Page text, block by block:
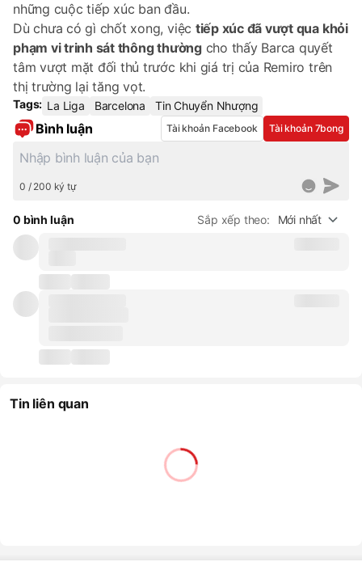
những cuộc tiếp xúc ban đầu.
Dù chưa có gì chốt xong, việc tiếp xúc đã vượt qua khỏi
phạm vi trinh sát thông thườngcho thấy Barca quyết
tâm vượt mặt đối thủ trước khi giá trị của Remiro trên
thị trường lại tăng vọt.
Tags: La Liga Barcelona Tin Chuyển Nhượng
Bình luận Tài khoản Facebook Tài khoản 7bong
0 / 200 ký tự
0 bình luận Sắp xếp theo: Mới nhất
Tin liên quan